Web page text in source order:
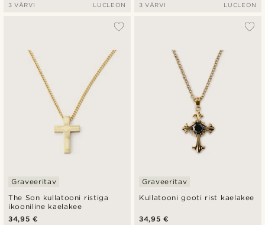
3 VÄRVI LUCLEON 3 VÄRVI LUCLEON
The Son kullatooni ristiga
ikooniline kaelakee
Graveeritav
34,95 €
Kullatooni gooti rist kaelakee
Graveeritav
34,95 €